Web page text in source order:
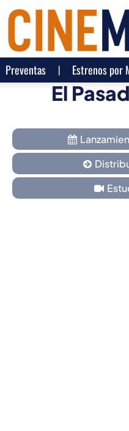
Preventas Estrenos por
El